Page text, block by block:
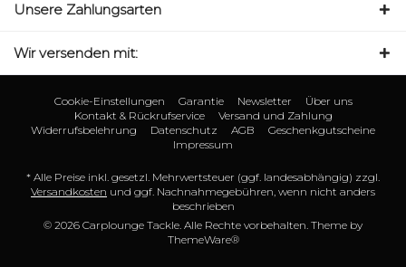
Unsere Zahlungsarten
Wir versenden mit:
Cookie-Einstellungen Garantie Newsletter
Über uns
Kontakt & Rückrufservice
Versand und Zahlung
Widerrufsbelehrung
Datenschutz AGB
Geschenkgutscheine
Impressum
* Alle Preise inkl. gesetzl. Mehrwertsteuer (ggf. landesabhängig) zzgl.
Versandkosten und ggf. Nachnahmegebühren, wenn nicht anders
beschrieben
© 2026 Carplounge Tackle. Alle Rechte vorbehalten. Theme by
ThemeWare®